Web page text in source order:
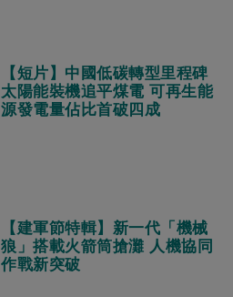
【短片】中國低碳轉型里程碑
太陽能裝機追平煤電 可再生能
源發電量佔比首破四成
【建軍節特輯】新一代「機械
狼」搭載火箭筒搶灘 人機協同
作戰新突破